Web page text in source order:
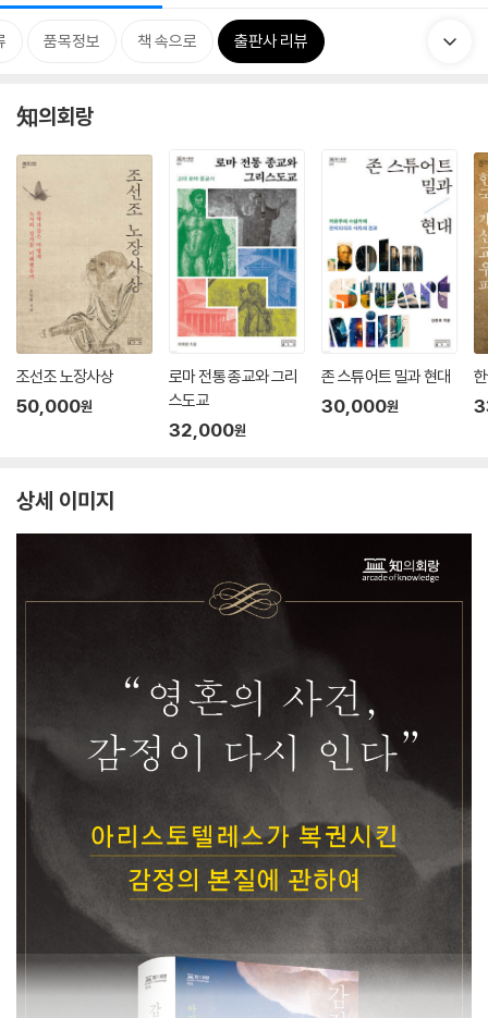
품목정보 책 속으로 출판사 리뷰
知의회랑
조선조 노장사상
50,000원
로마 전통 종교와 그리
스도교
32,000원
존 스튜어트 밀과 현대
30,000원
상세 이미지